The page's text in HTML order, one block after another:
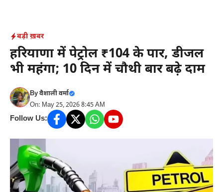
content
बड़ी ख़बर
हरियाणा में पेट्रोल ₹104 के पार, डीजल
भी महंगा; 10 दिन में चौथी बार बढ़े दाम
Byवैशाली वर्मा
On: May 25, 2026 8:45 AM
Follow Us: